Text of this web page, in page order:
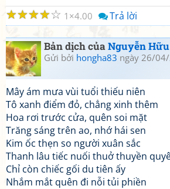
☆
☆
☆
☆
☆ 1 4.00 Trả lời
Bản dịch củaNguyễn
Gửi bởi hongha83 ngày 26/
Mây ám mưa vùi tuổi thiếu niên
Tô xanh điểm đỏ, chẳng xinh thêm
Hoa rơi trước cửa, quên soi mặt
Trăng sáng trên ao, nhớ hái sen
Kim ốc thẹn so người xuân sắc
Thanh lâu tiếc nuối thuở thuyền
Chỉ còn chiếc gối du tiên ấy
Nhắm mắt quên đi nỗi tủi phiền